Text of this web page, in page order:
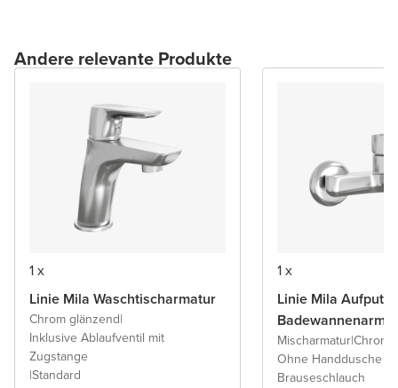
Andere relevante Produkte
1 x
Linie Mila Waschtischarmatur
Chrom glänzend|
Inklusive Ablaufventil mit
Zugstange
|Standard
1 x
Linie Mila Aufputz-
Mischarmatur|Chrom
Ohne Handdusche
Brauseschlauch